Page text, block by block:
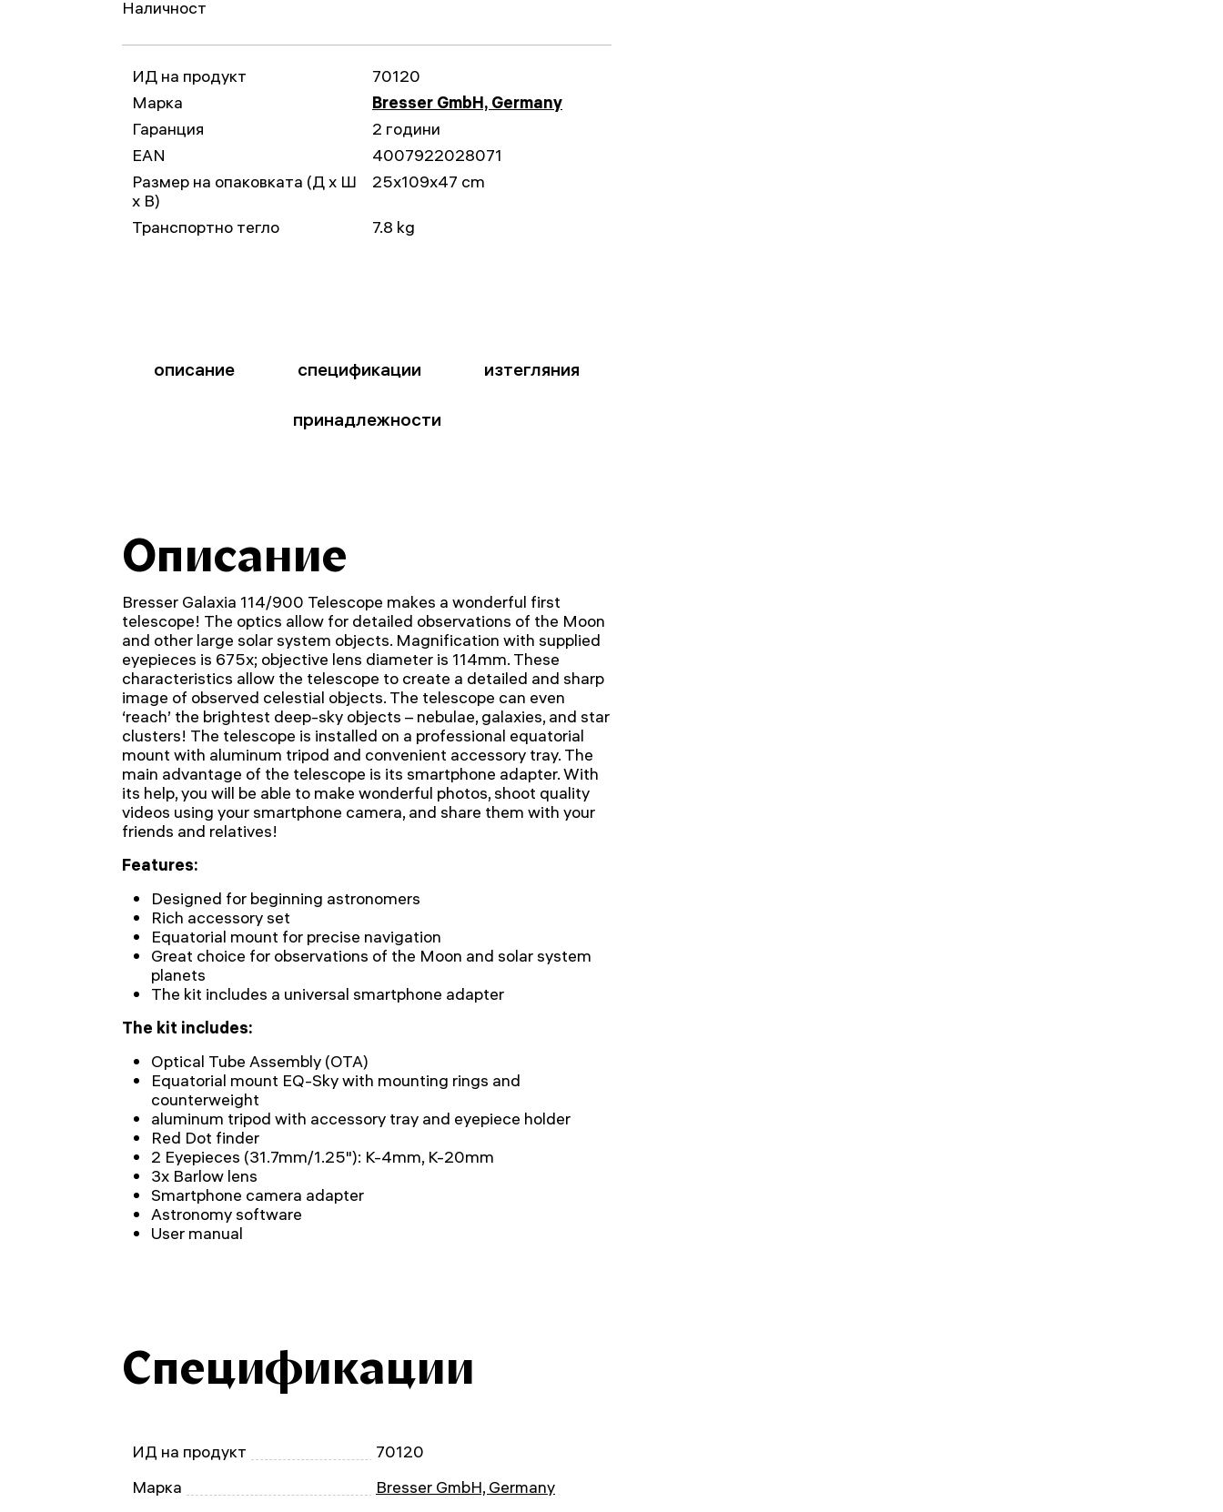
Наличност
ИД на продукт
70120
Марка
Bresser GmbH, Germany
Гаранция
2 години
EAN
4007922028071
Размер на опаковката (Д x Ш
x В)
25x109x47 cm
Транспортно тегло 7.8 kg
описание спецификации изтегляния
принадлежности
Описание
Bresser Galaxia 114/900 Telescope makes a wonderful first
telescope! The optics allow for detailed observations of the Moon
and other large solar system objects. Magnification with supplied
eyepieces is 675x; objective lens diameter is 114mm. These
characteristics allow the telescope to create a detailed and sharp
image of observed celestial objects. The telescope can even
‘reach’ the brightest deep-sky objects – nebulae, galaxies, and star
clusters! The telescope is installed on a professional equatorial
mount with aluminum tripod and convenient accessory tray. The
main advantage of the telescope is its smartphone adapter. With
its help, you will be able to make wonderful photos, shoot quality
videos using your smartphone camera, and share them with your
friends and relatives!
Features:
Designed for beginning astronomers
Rich accessory set
Equatorial mount for precise navigation
Great choice for observations of the Moon and solar system
planets
The kit includes a universal smartphone adapter
The kit includes:
Optical Tube Assembly (OTA)
Equatorial mount EQ-Sky with mounting rings and
counterweight
aluminum tripod with accessory tray and eyepiece holder
Red Dot finder
2 Eyepieces (31.7mm/1.25"): K-4mm, K-20mm
3x Barlow lens
Smartphone camera adapter
Astronomy software
User manual
Спецификации
ИД на продукт
70120
Марка
Bresser GmbH, Germany